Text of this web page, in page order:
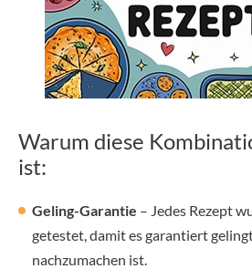
Warum diese
ist:
Geling-Garantie – Jedes Rezept
getestet, damit es garantiert
nachzumachen ist.